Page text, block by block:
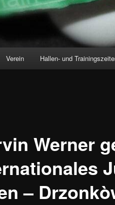
Verein Hallen- und
Werner
–